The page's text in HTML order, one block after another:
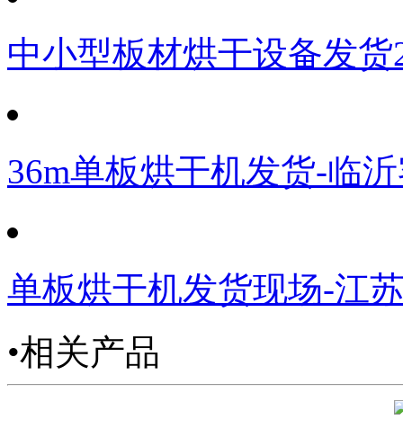
中小型板材烘干设备发货
36m单板烘干机发货-临
单板烘干机发货现场-江
•相关产品